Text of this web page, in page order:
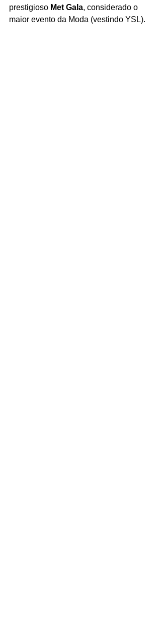
prestigioso Met Gala, considerado o
maior evento da Moda (vestindo YSL).